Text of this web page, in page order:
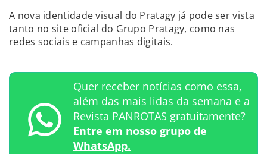
A nova identidade visual do Pratagy já pode ser vista
tanto no site oficial do Grupo Pratagy, como nas
redes sociais e campanhas digitais.
Quer receber notícias como essa,
além das mais lidas da semana e a
Revista PANROTAS gratuitamente?
Entre em nosso grupo de
WhatsApp.